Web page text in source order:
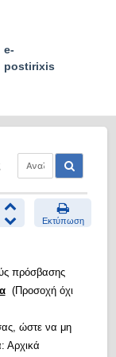
e-
postirixis
Εκτύπωση
πρόσβασης
(Προσοχή όχι
ώστε να μη
Αρχικά